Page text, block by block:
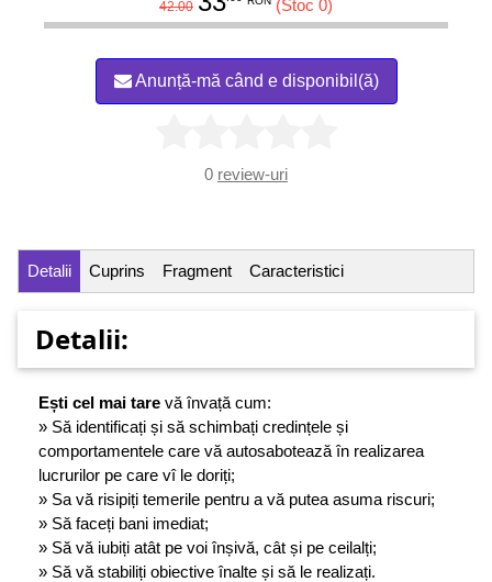
42.00 (Stoc 0)
Anunță-mă când e disponibil(ă)
0 review-uri
Detalii Cuprins Fragment Caracteristici
Detalii:
Ești cel mai tare vă învață cum:
» Să identificați și să schimbați credințele și
comportamentele care vă autosabotează în realizarea
lucrurilor pe care vî le doriți;
» Sa vă risipiți temerile pentru a vă putea asuma riscuri;
» Să faceți bani imediat;
» Să vă iubiți atât pe voi înșivă, cât și pe ceilalți;
» Să vă stabiliți obiective înalte și să le realizați.